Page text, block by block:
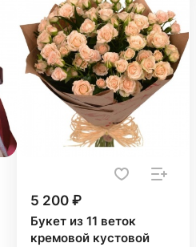
5 200 ₽
Букет из 11 веток
кремовой кустовой